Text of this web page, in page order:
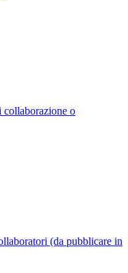
o
(da pubblicare in